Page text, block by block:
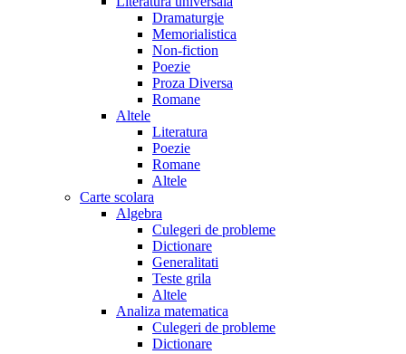
Dramaturgie
Memorialistica
Non-fiction
Poezie
Proza Diversa
Romane
Altele
Literatura
Poezie
Romane
Altele
Carte scolara
Algebra
Culegeri de probleme
Dictionare
Generalitati
Teste grila
Altele
Analiza matematica
Culegeri de probleme
Dictionare